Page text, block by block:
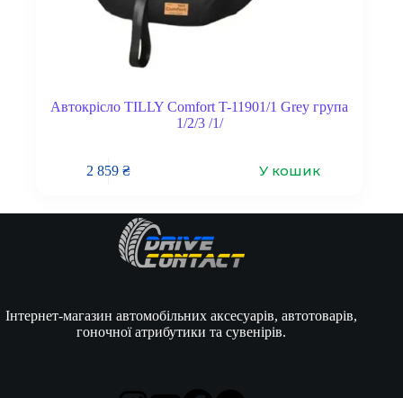
Автокрісло TILLY Comfort T-11901/1 Grey група
1/2/3 /1/
2 859₴ У кошик
Інтернет-магазин автомобільних аксесуарів, автотоварів,
гоночної атрибутики та сувенірів.